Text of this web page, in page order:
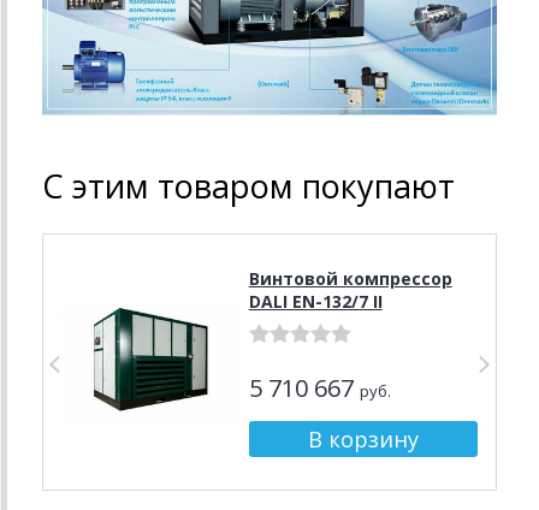
С этим товаром покупают
Винтовой компрессор
DALI EN-132/7 II
5 710 667 руб.